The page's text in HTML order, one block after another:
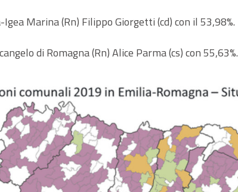
Marina (Rn) Filippo Giorgetti (cd) con il 53,98%.
di Romagna (Rn) Alice Parma (cs) con 55,63%.